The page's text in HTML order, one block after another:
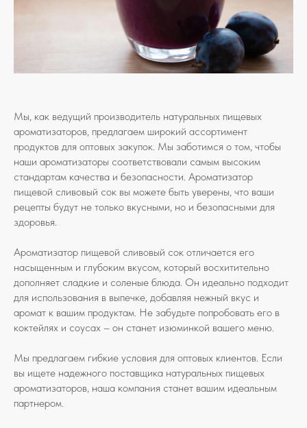
Мы, как ведущий производитель натуральных пищевых
ароматизаторов, предлагаем широкий ассортимент
продуктов для оптовых закупок. Мы заботимся о том, чтобы
наши ароматизаторы соответствовали самым высоким
стандартам качества и безопасности. Ароматизатор
пищевой сливовый сок вы можете быть уверены, что ваши
рецепты будут не только вкусными, но и безопасными для
здоровья.
Ароматизатор пищевой сливовый сок отличается его
насыщенным и глубоким вкусом, который восхитительно
дополняет сладкие и соленые блюда. Он идеально подходит
для использования в выпечке, добавляя нежный вкус и
аромат к вашим продуктам. Не забудьте попробовать его в
коктейлях и соусах – он станет изюминкой вашего меню.
Мы предлагаем гибкие условия для оптовых клиентов. Если
вы ищете надежного поставщика натуральных пищевых
ароматизаторов, наша компания станет вашим идеальным
партнером.